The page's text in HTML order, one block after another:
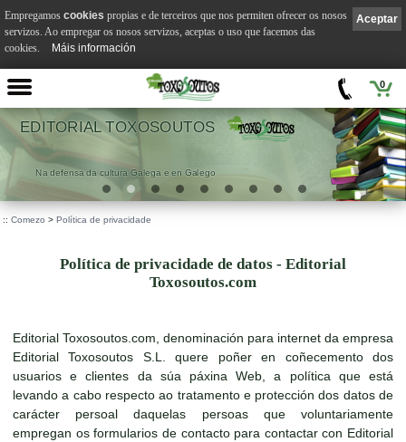
0
EDITORIAL TOXOSOUTOS
Na defensa da cultura Galega e en Galego
:: Comezo > Política de privacidade
Política de privacidade de datos - Editorial
Toxosoutos.com
Editorial Toxosoutos.com, denominación para internet da empresa
Editorial Toxosoutos S.L. quere poñer en coñecemento dos
usuarios e clientes da súa páxina Web, a política que está
levando a cabo respecto ao tratamento e protección dos datos de
carácter persoal daquelas persoas que voluntariamente
empregan os formularios de contacto para contactar con Editorial
Aceptar
Empregamos cookies propias e de terceiros que nos permiten ofrecer os nosos
servizos. Ao empregar os nosos servizos, aceptas o uso que facemos das
cookies.
Máis información